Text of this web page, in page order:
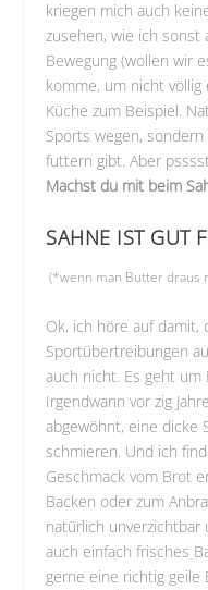
kriegen mich auch
zusehen, wie ich sonst
Bewegung (wollen wir
komme, um nicht
Küche zum Beispiel.
Sports wegen,
futtern gibt. Aber
Machst du mit beim
SAHNE IST GUT
(*wenn man Butter draus
Ok, ich höre auf damit,
Sportübertreibungen
auch nicht. Es geht
Irgendwann vor zig
abgewöhnt, eine dicke
schmieren. Und ich
Geschmack vom Brot
Backen oder zum
natürlich unverzichtbar
auch einfach frisches
gerne eine richtig